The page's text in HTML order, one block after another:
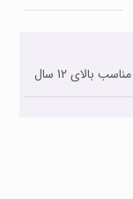
مناسب بالای 12 سال